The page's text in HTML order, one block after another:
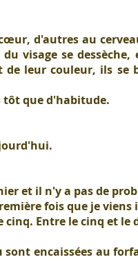
d'autres au
visage se
leur couleur, ils se
tôt que d'habitude.
et il n'y a pas de
fois que je viens
cinq. Entre le cinq et le
encaissées au